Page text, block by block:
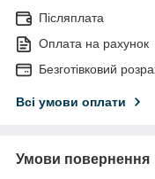
Післяплата
Оплата на рахунок
Безготівковий
Всі умови оплати
Умови повернення